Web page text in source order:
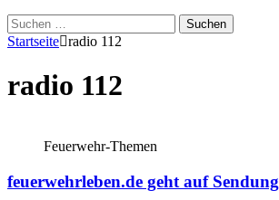
Suchen
nach:
Startseite radio 112
radio 112
Feuerwehr-Themen
feuerwehrleben.de geht auf Sendung